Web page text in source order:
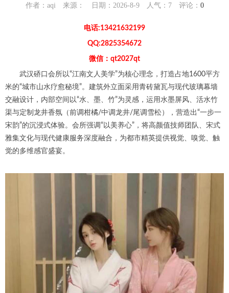
作者：aqi 来源： 日期：2026-8-9 人气： 7评论： 0
电话:13421632199
QQ:2825354672
微信：qt2027qt
武汉硚口会所以“江南文人美学”为核心理念，打造占地1600平方
米的“城市山水疗愈秘境”。建筑外立面采用青砖黛瓦与现代玻璃幕墙
交融设计，内部空间以“水、墨、竹”为灵感，运用水墨屏风、活水竹
渠与定制龙井香氛（前调柑橘/中调龙井/尾调雪松），营造出“一步一
宋韵”的沉浸式体验。会所强调“以美养心”，将高颜值技师团队、宋式
雅集文化与现代健康服务深度融合，为都市精英提供视觉、嗅觉、触
觉的多维感官盛宴。